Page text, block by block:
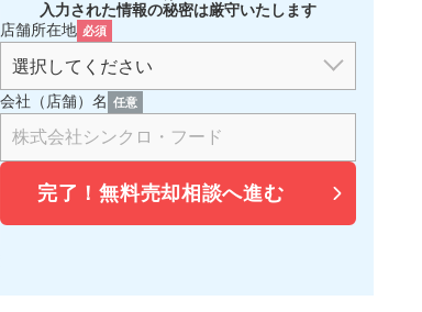
入力された情報の秘密は厳守いたします
店舗所在地 必須
会社（店舗）名 任意
完了！無料売却相談へ進む